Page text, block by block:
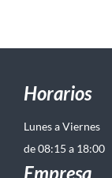
Horarios
Lunes a Viernes
de 08:15 a 18:00
Empresa